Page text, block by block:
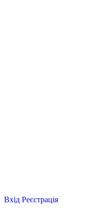
Вхід Реєстрація